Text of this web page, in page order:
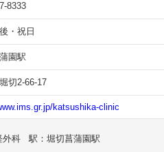
8333
・祝日
園駅
切2-66-17
katsushika-clinic
外科 駅：堀切菖蒲園駅